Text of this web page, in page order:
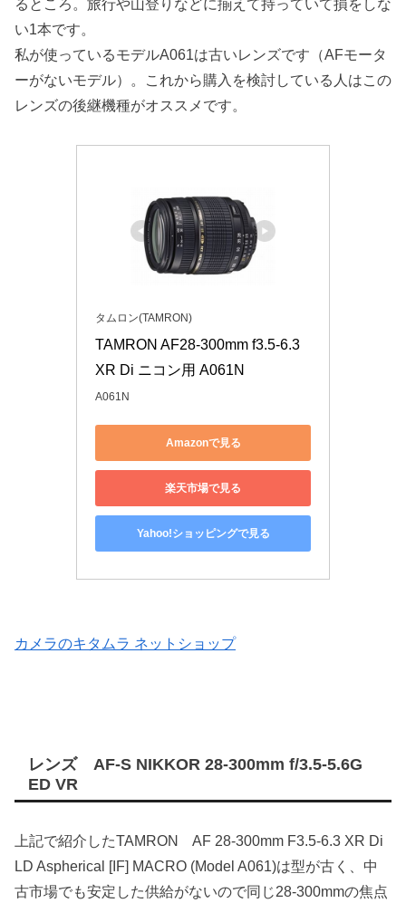
るところ。旅行や山登りなどに揃えて持っていて損をしな
い1本です。
私が使っているモデルA061は古いレンズです（AFモータ
ーがないモデル）。これから購入を検討している人はこの
レンズの後継機種がオススメです。
タムロン(TAMRON)
TAMRON AF28-300mm f3.5-6.3
XR Di ニコン用 A061N
A061N
Amazonで見る
楽天市場で見る
Yahoo!ショッピングで見る
カメラのキタムラ ネットショップ
レンズ AF-S NIKKOR 28-300mm f/3.5-5.6G
ED VR
上記で紹介したTAMRON AF 28-300mm F3.5-6.3 XR Di
LD Aspherical [IF] MACRO (Model A061)は型が古く、中
古市場でも安定した供給がないので同じ28-300mmの焦点